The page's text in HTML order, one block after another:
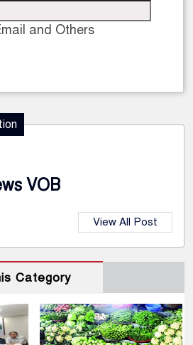
and Others
VOB
View All Post
Category